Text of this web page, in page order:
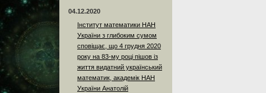
04.12.2020
Інститут математики НАН
України з глибоким сумом
сповіщає, що 4 грудня 2020
року на 83-му році пішов із
життя видатний український
математик, академік НАН
України Анатолій